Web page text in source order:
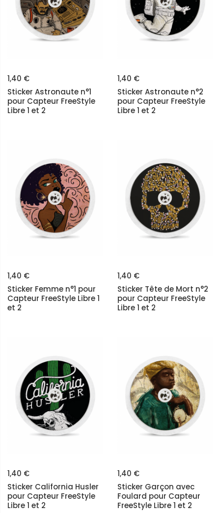
1,40 €
Sticker Astronaute n°1
pour Capteur FreeStyle
Libre 1 et 2
1,40 €
Sticker Astronaute n°2
pour Capteur FreeStyle
Libre 1 et 2
1,40 €
Sticker Femme n°1 pour
Capteur FreeStyle Libre 1
et 2
1,40 €
Sticker Tête de Mort n°2
pour Capteur FreeStyle
Libre 1 et 2
1,40 €
Sticker California Husler
pour Capteur FreeStyle
Libre 1 et 2
1,40 €
Sticker Garçon avec
Foulard pour Capteur
FreeStyle Libre 1 et 2